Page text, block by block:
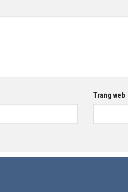
Trang web